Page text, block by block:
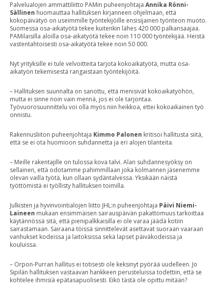
Palvelualojen ammattiliitto PAMin puheenjohtaja Annika Rönni-
Sällinen huomauttaa hallituksen kirjanneen ohjelmaan, että
kokopäivätyö on useimmille työntekijöille ensisijainen työnteon muoto.
Suomessa osa-aikatyötä tekee kuitenkin lähes 420 000 palkansaajaa.
PAMilaisilla aloilla osa-aikatyötä tekee noin 110 000 työntekijää. Heistä
vastentahtoisesti osa-aikatyötä tekee noin 50 000.
Nyt yrityksille ei tule velvoitteita tarjota kokoaikatyötä, mutta osa-
aikatyön tekemisestä rangaistaan työntekijöitä.
– Hallituksen suunnalta on sanottu, että menisivät kokoaikatyöhön,
mutta ei sinne noin vain mennä, jos ei ole tarjontaa.
Työvuorosuunnittelu voi olla myös niin heikkoa, ettei kokoaikainen työ
onnistu.
Rakennusliiton puheenjohtaja Kimmo Palonen kritisoi hallitusta siitä,
että se ei ota huomioon suhdannetta ja eri alojen tilanteita.
– Meille rakentajille on tulossa kova talvi. Alan suhdannesyöksy on
sellainen, että odotamme pahimmillaan joka kolmannen jäsenemme
olevan vailla työtä, kun ollaan sydäntalvessa. Yksikään näistä
työttömistä ei työllisty hallituksen toimilla.
Julkisten ja hyvinvointialojen liitto JHL:n puheenjohtaja Päivi Niemi-
Laineen mukaan ensimmäisen sairauspäivän pakattomuus tarkoittaa
käytännössä sitä, että pienipalkkaisilla ei ole varaa jäädä kotiin
sairastamaan. Sairaana töissä sinnittelevät asettavat suoraan vaaraan
vanhukset kodeissa ja laitoksissa sekä lapset päiväkodeissa ja
kouluissa.
– Orpon-Purran hallitus ei totisesti ole keksinyt pyörää uudelleen. Jo
Sipilän hallituksen vastaavan hankkeen perusteluissa todettiin, että se
kohtelee ihmisiä epätasapuolisesti. Eikö tästä ole opittu mitään?